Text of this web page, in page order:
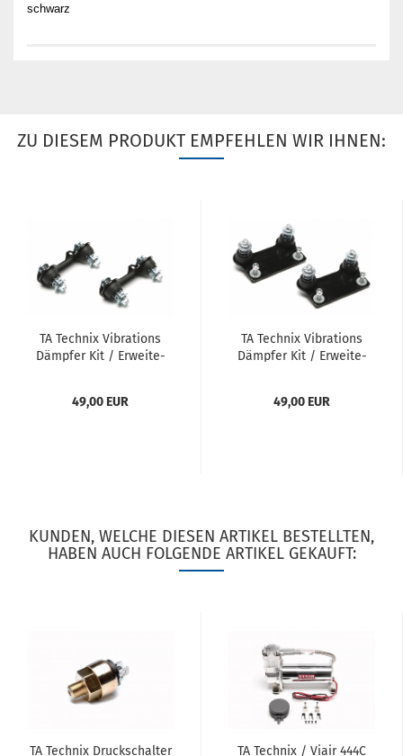
schwarz
ZU DIESEM PRODUKT EMPFEHLEN WIR IHNEN:
TA Tech­nix Vi­bra­ti­ons
Dämp­fer Kit / Er­wei­te­
49,00 EUR
TA Tech­nix Vi­bra­ti­ons
Dämp­fer Kit / Er­wei­te­
49,00 EUR
KUNDEN, WELCHE DIESEN ARTIKEL BESTELLTEN,
HABEN AUCH FOLGENDE ARTIKEL GEKAUFT:
TA Tech­nix Druck­schal­ter
TA Tech­nix / Viair 444C